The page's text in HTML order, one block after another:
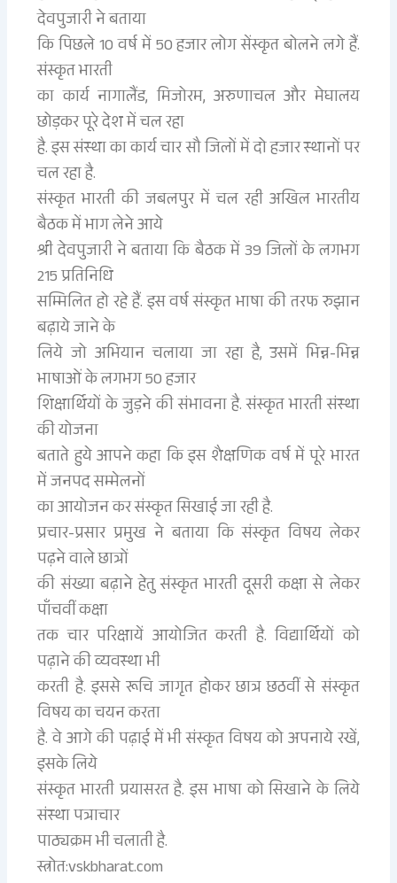
देवपुजारी ने बताया
कि पिछले 10 वर्ष में 50 हजार लोग सेंस्कृत बोलने लगे हैं.
संस्कृत भारती
का कार्य नागालैंड, मिजोरम, अरुणाचल और मेघालय
छोड़कर पूरे देश में चल रहा
है. इस संस्था का कार्य चार सौ जिलों में दो हजार स्थानों पर
चल रहा है.
संस्कृत भारती की जबलपुर में चल रही अखिल भारतीय
बैठक में भाग लेने आये
श्री देवपुजारी ने बताया कि बैठक में 39 जिलों के लगभग
215 प्रतिनिधि
सम्मिलित हो रहे हैं. इस वर्ष संस्कृत भाषा की तरफ रुझान
बढ़ाये जाने के
लिये जो अभियान चलाया जा रहा है, उसमें भिन्न-भिन्न
भाषाओं के लगभग 50 हजार
शिक्षार्थियों के जुड़ने की संभावना है. संस्कृत भारती संस्था
की योजना
बताते हुये आपने कहा कि इस शैक्षणिक वर्ष में पूरे भारत
में जनपद सम्मेलनों
का आयोजन कर संस्कृत सिखाई जा रही है.
प्रचार-प्रसार प्रमुख ने बताया कि संस्कृत विषय लेकर
पढ़ने वाले छात्रों
की संख्या बढ़ाने हेतु संस्कृत भारती दूसरी कक्षा से लेकर
पाँचवीं कक्षा
तक चार परिक्षायें आयोजित करती है. विद्यार्थियों को
पढ़ाने की व्यवस्था भी
करती है. इससे रूचि जागृत होकर छात्र छठवीं से संस्कृत
विषय का चयन करता
है. वे आगे की पढ़ाई में भी संस्कृत विषय को अपनाये रखें,
इसके लिये
संस्कृत भारती प्रयासरत है. इस भाषा को सिखाने के लिये
संस्था पत्राचार
पाठ्यक्रम भी चलाती है.
स्त्रोत:vskbharat.com